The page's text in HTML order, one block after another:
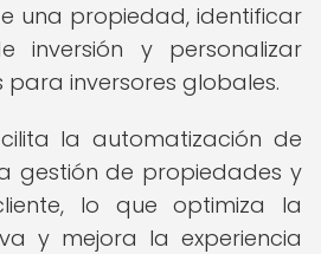
una propiedad, identificar
inversión y personalizar
inversores globales.
la automatización de
gestión de propiedades y
lo que optimiza la
y mejora la experiencia